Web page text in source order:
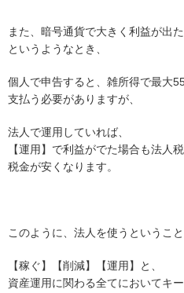
また、暗号通貨で大きく利益が出た
というようなとき、
個人で申告すると、雑所得で最大
支払う必要がありますが、
法人で運用していれば、
【運用】で利益がでた場合も法人
税金が安くなります。
このように、法人を使うということ
【稼ぐ】【削減】【運用】と、
資産運用に関わる全てにおいてキ